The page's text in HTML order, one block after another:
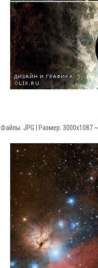
Файлы: JPG | Размер: 3000x1087